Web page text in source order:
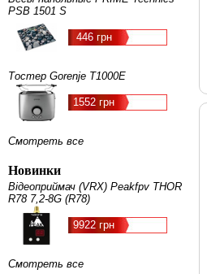
PSB 1501 S
446 грн
Тостер Gorenje T1000E
1552 грн
Смотреть все
Новинки
Відеоприймач (VRX) Peakfpv THOR
R78 7,2-8G (R78)
9922 грн
Смотреть все